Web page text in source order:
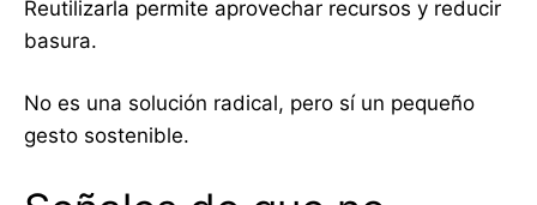
Reutilizarla permite aprovechar recursos y reducir
basura.
No es una solución radical, pero sí un pequeño
gesto sostenible.